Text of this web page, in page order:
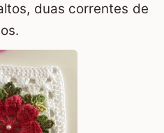
duas correntes de